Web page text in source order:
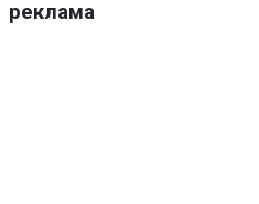
реклама